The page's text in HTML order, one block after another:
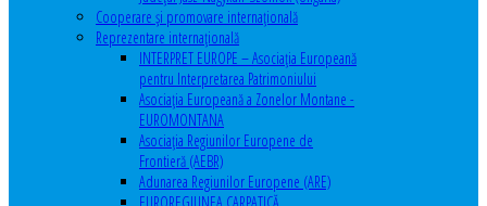
Cooperare şi promovare internaţională
Reprezentare internaţională
INTERPRET EUROPE – Asociația Europeană
pentru Interpretarea Patrimoniului
Asociația Europeană a Zonelor Montane -
EUROMONTANA
Asociația Regiunilor Europene de
Frontieră (AEBR)
Adunarea Regiunilor Europene (ARE)